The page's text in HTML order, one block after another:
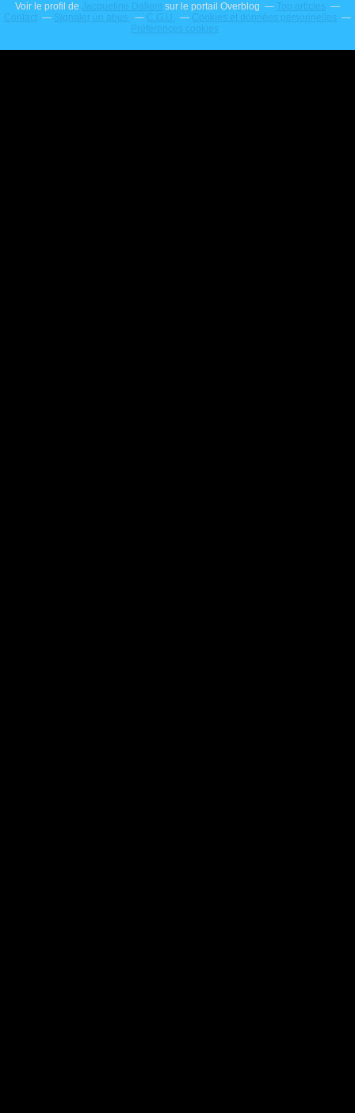
Voir le profil de Jacqueline Dallem sur le portail Overblog
Top articles
Contact
Signaler un abus C.G.U.
Cookies et données personnelles
Préférences cookies